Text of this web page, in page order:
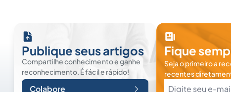
Publique seus artigos
Compartilhe conhecimento e ganhe
reconhecimento. É fácil e rápido!
Colabore
Fique
Seja o primeiro a
recentes